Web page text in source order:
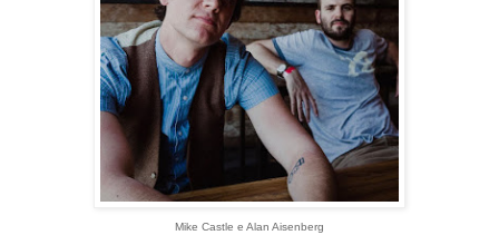
Mike Castle e Alan Aisenberg